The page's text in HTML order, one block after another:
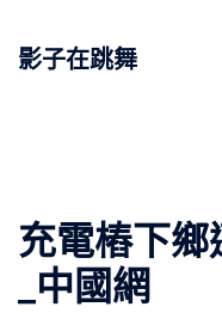
影子在跳舞
充電樁下
_中國網